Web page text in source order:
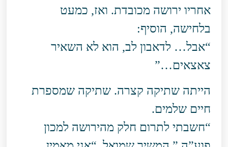
אחריו ירושה מכובדת. ואז, כמעט
בלחישה, הוסיף:
“אבל… לדאבון לב, הוא לא השאיר
צאצאים…”
הייתה שתיקה קצרה. שתיקה שמספרת
חיים שלמים.
“חשבתי לתרום חלק מהירושה למכון